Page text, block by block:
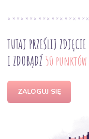
TUTAJ PRZEŚLIJ ZDJĘCIE
I ZDOBĄDŹ 50 punktów
ZALOGUJ SIĘ